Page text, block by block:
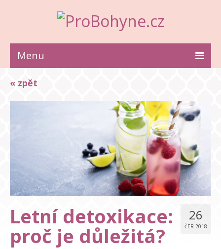
Menu
KRÁSA
STYL
INSPIRACE
VZTAHY
« zpět
26
ČER 2018
Letní detoxikace:
proč je důležitá?